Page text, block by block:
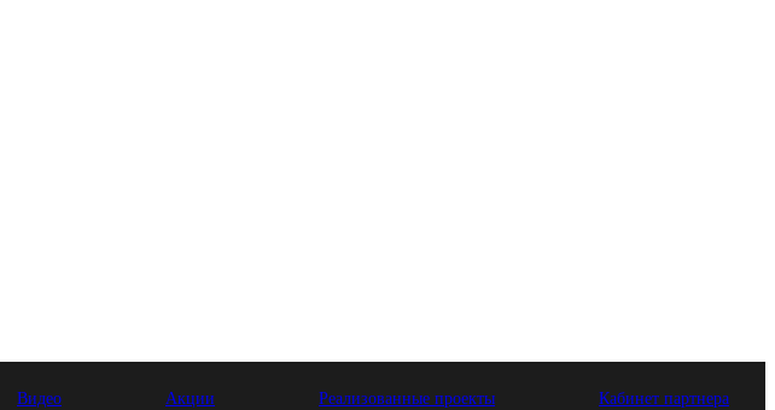
Видео Акции Реализованные проекты Кабинет партнера